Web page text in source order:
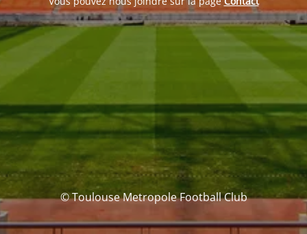
© Toulouse Metropole Football Club